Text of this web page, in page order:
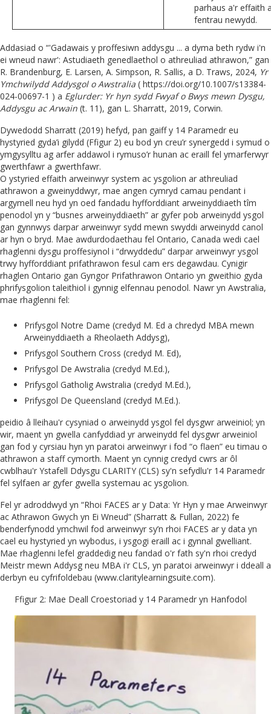
parhaus a'r effaith
fentrau newydd.
Addasiad o “'Gadawais y proffesiwn addysgu ... a dyma beth rydw i'n
ei wneud nawr': Astudiaeth genedlaethol o athreuliad athrawon,” gan
R. Brandenburg, E. Larsen, A. Simpson, R. Sallis, a D. Traws, 2024, Yr
Ymchwilydd Addysgol o Awstralia ( https://doi.org/10.1007/s13384-
024-00697-1 ) a Eglurder: Yr hyn sydd Fwyaf o Bwys mewn Dysgu,
Addysgu ac Arwain (t. 11), gan L. Sharratt, 2019, Corwin.
Dywedodd Sharratt (2019) hefyd, pan gaiff y 14 Paramedr eu
hystyried gyda’i gilydd (Ffigur 2) eu bod yn creu’r synergedd i symud o
ymgysylltu ag arfer addawol i rymuso’r hunan ac eraill fel ymarferwyr
gwerthfawr a gwerthfawr.
O ystyried effaith arweinwyr system ac ysgolion ar athreuliad
athrawon a gweinyddwyr, mae angen cymryd camau pendant i
argymell neu hyd yn oed fandadu hyfforddiant arweinyddiaeth tîm
penodol yn y “busnes arweinyddiaeth” ar gyfer pob arweinydd ysgol
gan gynnwys darpar arweinwyr sydd mewn swyddi arweinydd canol
ar hyn o bryd. Mae awdurdodaethau fel Ontario, Canada wedi cael
rhaglenni dysgu proffesiynol i “drwyddedu” darpar arweinwyr ysgol
trwy hyfforddiant prifathrawon fesul cam ers degawdau. Cynigir
rhaglen Ontario gan Gyngor Prifathrawon Ontario yn gweithio gyda
phrifysgolion taleithiol i gynnig elfennau penodol. Nawr yn Awstralia,
mae rhaglenni fel:
Prifysgol Notre Dame (credyd M. Ed a chredyd MBA mewn
Arweinyddiaeth a Rheolaeth Addysg),
Prifysgol Southern Cross (credyd M. Ed),
Prifysgol De Awstralia (credyd M.Ed.),
Prifysgol Gatholig Awstralia (credyd M.Ed.),
Prifysgol De Queensland (credyd M.Ed.).
peidio â lleihau'r cysyniad o arweinydd ysgol fel dysgwr arweiniol; yn
wir, maent yn gwella canfyddiad yr arweinydd fel dysgwr arweiniol
gan fod y cyrsiau hyn yn paratoi arweinwyr i fod “o flaen” eu timau o
athrawon a staff cymorth. Maent yn cynnig credyd cwrs ar ôl
cwblhau'r Ystafell Ddysgu CLARITY (CLS) sy'n sefydlu'r 14 Paramedr
fel sylfaen ar gyfer gwella systemau ac ysgolion.
Fel yr adroddwyd yn “Rhoi FACES ar y Data: Yr Hyn y mae Arweinwyr
ac Athrawon Gwych yn Ei Wneud” (Sharratt & Fullan, 2022) fe
benderfynodd ymchwil fod arweinwyr sy’n rhoi FACES ar y data yn
cael eu hystyried yn wybodus, i ysgogi eraill ac i gynnal gwelliant.
Mae rhaglenni lefel graddedig neu fandad o'r fath sy'n rhoi credyd
Meistr mewn Addysg neu MBA i'r CLS, yn paratoi arweinwyr i ddeall a
derbyn eu cyfrifoldebau (www.claritylearningsuite.com).
Ffigur 2: Mae Deall Croestoriad y 14 Paramedr yn Hanfodol